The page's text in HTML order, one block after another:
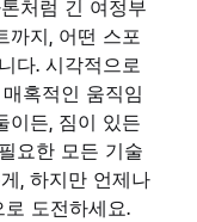
처럼 긴 여정부
까지, 어떤 스포
다. 시각적으로
혹적인 움직임
이든, 짐이 있든
요한 모든 기술
, 하지만 언제나
도전하세요.